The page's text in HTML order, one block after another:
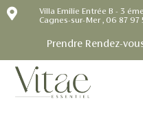

Villa Emilie Entrée B - 3
Cagnes-sur-Mer , 06 87 97
Prendre Rendez-